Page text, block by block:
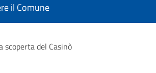
il Comune
scoperta del Casinò